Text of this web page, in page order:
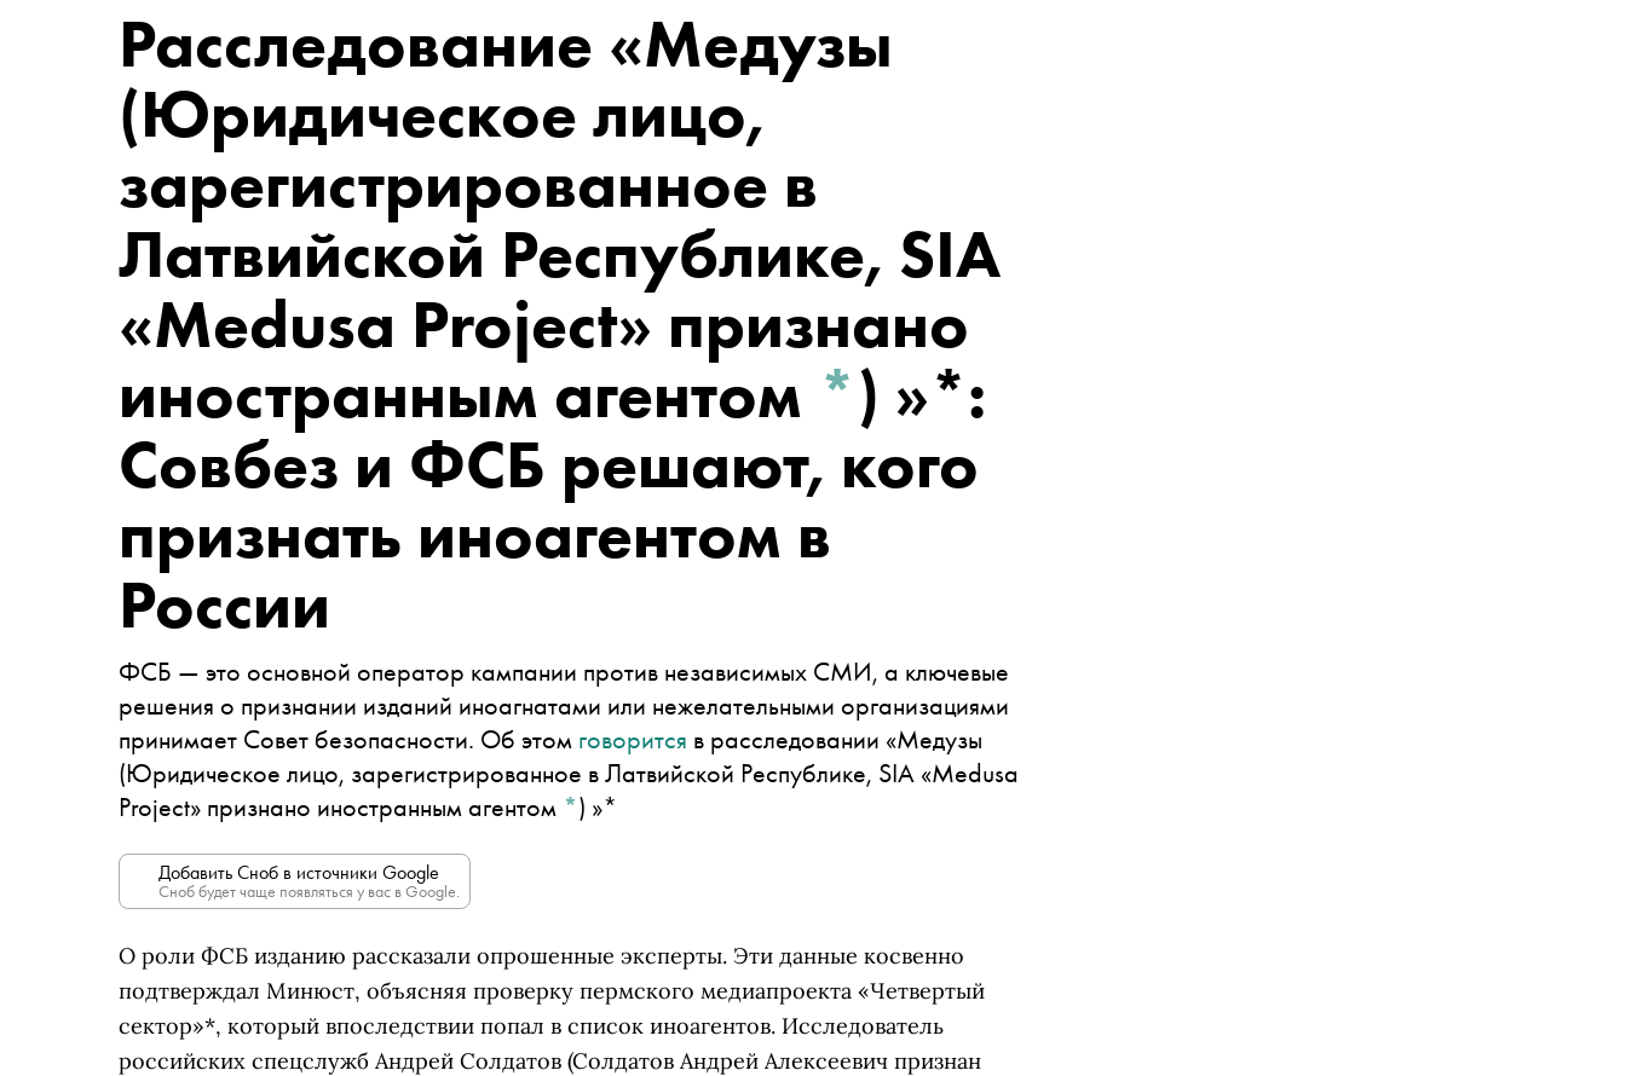
Расследование «Медузы
(Юридическое лицо,
зарегистрированное в
Латвийской Республике, SIA
«Medusa Project» признано
иностранным агентом *) »*:
Совбез и ФСБ решают, кого
признать иноагентом в
России
ФСБ — это основной оператор кампании против независимых СМИ, а ключевые
решения о признании изданий иноагнатами или нежелательными организациями
принимает Совет безопасности. Об этом говорится в расследовании «Медузы
(Юридическое лицо, зарегистрированное в Латвийской Республике, SIA «Medusa
Project» признано иностранным агентом *) »*
Добавить Сноб в источники Google
Сноб будет чаще появляться у вас в Google.
О роли ФСБ изданию рассказали опрошенные эксперты. Эти данные косвенно
подтверждал Минюст, объясняя проверку пермского медиапроекта «Четвертый
сектор»*, который впоследствии попал в список иноагентов. Исследователь
российских спецслужб Андрей Солдатов (Солдатов Андрей Алексеевич признан